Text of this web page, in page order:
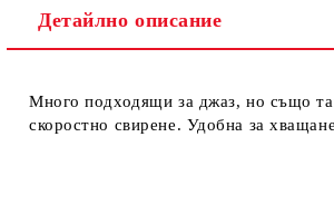
Детайлно описание
Много подходящи за джаз, но също
скоростно свирене. Удобна за